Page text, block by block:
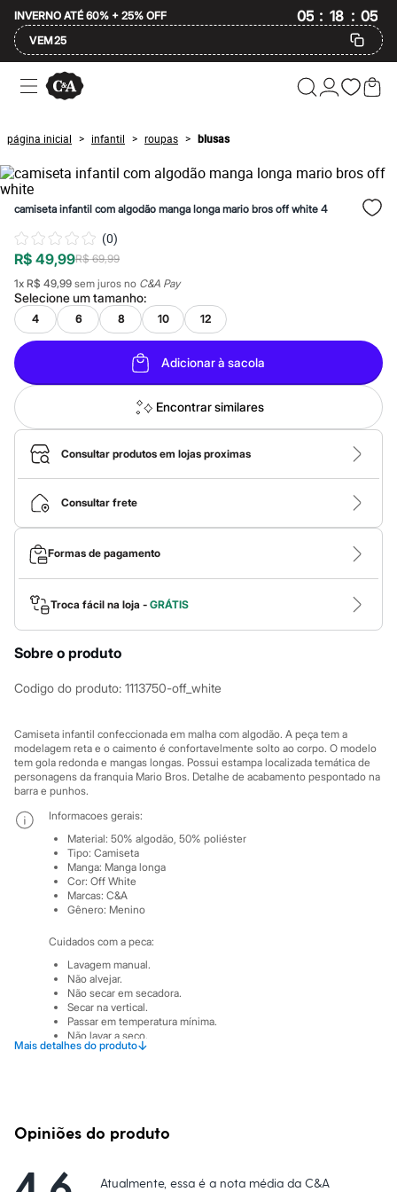
INVERNO ATÉ 60% + 25% OFF 05 : 18 :
04
VEM25
Ofertas
Compre por Departamento
Masculino
Infantil
Calçados
Mindse7
Plus Size
Até 20% off
Até 40% off
Até 60% off
A partir de 60% off
Feminino
Em alta
Inverno
Alfaiataria
Novidades
Roupas
Blusas e Camisetas
Básicos
Calças
Casacos e Jaquetas
Jeans
Macacões
Saias
Shorts e Bermudas
Vestidos
Acessórios
Bolsas
Bonés e Chapéus
Bijoux
Cintos
Óculos
Relógios
Calçados
Botas
Chinelos
Sandálias
Marcas
City
Clock House
Mindset
Sawary
Yessica
Moda esportiva
Acessórios
Blusas
Calçados
Leggings
Shorts e Bermudas
Moda íntima
Calcinhas
Cintas e Modeladores
Pijamas
Sutiãs e Tops
Moda praia
Plus size
Blusas e Camisetas
Casacos e Jaquetas
Jeans
página inicial > infantil > roupas > blusas
camiseta infantil com algodão manga longa mario bros off white 4
(0)
R$ 49,99R$ 69,99
1x R$ 49,99 sem juros no C&A Pay
Selecione umtamanho:
4 6 8 10 12
Adicionar à sacola
Encontrar similares
Consultar produtos em lojas proximas
Consultar frete
Formas de pagamento
Troca fácil na loja - GRÁTIS
Sobre o produto
Codigo do produto: 1113750-off_white
Camiseta infantil confeccionada em malha com algodão. A peça tem a
modelagem reta e o caimento é confortavelmente solto ao corpo. O modelo
tem gola redonda e mangas longas. Possui estampa localizada temática de
personagens da franquia Mario Bros. Detalhe de acabamento pespontado na
barra e punhos.
Mais detalhes do produto↓
Informacoes gerais:
Material: 50% algodão, 50% poliéster
Tipo: Camiseta
Manga: Manga longa
Cor: Off White
Marcas: C&A
Gênero: Menino
Cuidados com a peca:
Lavagem manual.
Não alvejar.
Não secar em secadora.
Secar na vertical.
Passar em temperatura mínima.
Não lavar a seco.
Limpar a úmido.
Opiniões do produto
Atualmente, essa é a nota média da C&A